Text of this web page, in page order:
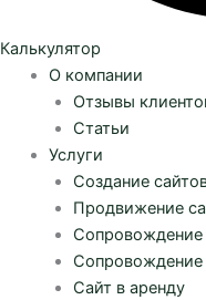
Калькулятор
О компании
Отзывы
Статьи
Услуги
Создание
Продвижение
Сопровождение
Сопровождение
Сайт в аренду